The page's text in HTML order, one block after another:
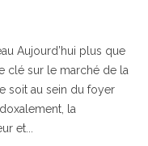
Aujourd’hui plus que
clé sur le marché de la
soit au sein du foyer
la
et...